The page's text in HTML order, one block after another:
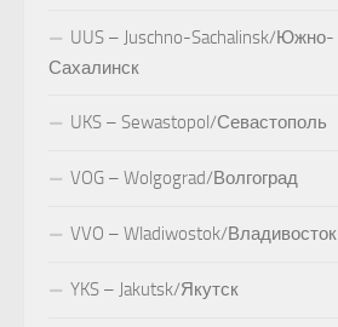
UUS – Juschno-Sachalinsk/Южно-
Сахалинск
UKS – Sewastopol/Севастополь
VOG – Wolgograd/Волгоград
VVO – Wladiwostok/Владивосток
YKS – Jakutsk/Якутск